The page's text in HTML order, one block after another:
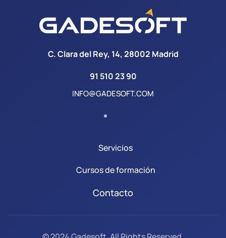
C. Clara del Rey, 14, 28002 Madrid
91 510 23 90
INFO@GADESOFT.COM
Servicios
Cursos de formación
Contacto